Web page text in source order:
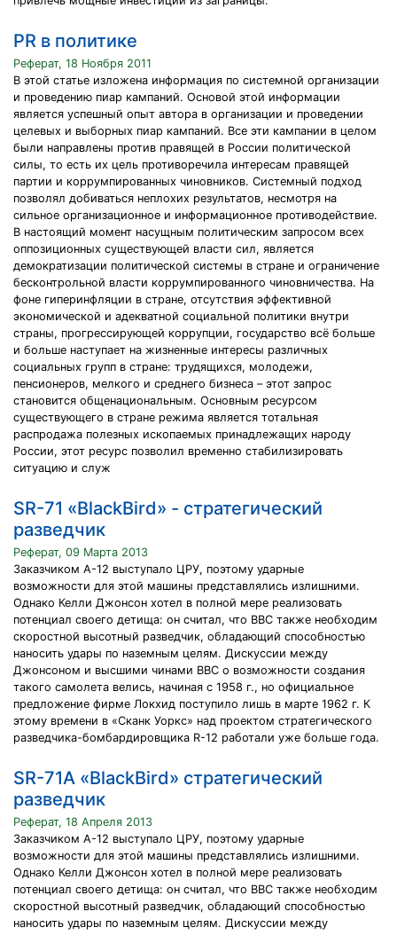
PR в политике
Реферат, 18 Ноября 2011
В этой статье изложена информация по системной организации
и проведению пиар кампаний. Основой этой информации
является успешный опыт автора в организации и проведении
целевых и выборных пиар кампаний. Все эти кампании в целом
были направлены против правящей в России политической
силы, то есть их цель противоречила интересам правящей
партии и коррумпированных чиновников. Системный подход
позволял добиваться неплохих результатов, несмотря на
сильное организационное и информационное противодействие.
В настоящий момент насущным политическим запросом всех
оппозиционных существующей власти сил, является
демократизации политической системы в стране и ограничение
бесконтрольной власти коррумпированного чиновничества. На
фоне гиперинфляции в стране, отсутствия эффективной
экономической и адекватной социальной политики внутри
страны, прогрессирующей коррупции, государство всё больше
и больше наступает на жизненные интересы различных
социальных групп в стране: трудящихся, молодежи,
пенсионеров, мелкого и среднего бизнеса – этот запрос
становится общенациональным. Основным ресурсом
существующего в стране режима является тотальная
распродажа полезных ископаемых принадлежащих народу
России, этот ресурс позволил временно стабилизировать
ситуацию и служ
SR-71 «BlackBird» - стратегический
разведчик
Реферат, 09 Марта 2013
Заказчиком А-12 выступало ЦРУ, поэтому ударные
возможности для этой машины представлялись излишними.
Однако Келли Джонсон хотел в полной мере реализовать
потенциал своего детища: он считал, что ВВС также необходим
скоростной высотный разведчик, обладающий способностью
наносить удары по наземным целям. Дискуссии между
Джонсоном и высшими чинами ВВС о возможности создания
такого самолета велись, начиная с 1958 г., но официальное
предложение фирме Локхид поступило лишь в марте 1962 г. К
этому времени в «Сканк Уоркс» над проектом стратегического
разведчика-бомбардировщика R-12 работали уже больше года.
SR-71A «BlackBird» стратегический
разведчик
Реферат, 18 Апреля 2013
Заказчиком А-12 выступало ЦРУ, поэтому ударные
возможности для этой машины представлялись излишними.
Однако Келли Джонсон хотел в полной мере реализовать
потенциал своего детища: он считал, что ВВС также необходим
скоростной высотный разведчик, обладающий способностью
наносить удары по наземным целям. Дискуссии между